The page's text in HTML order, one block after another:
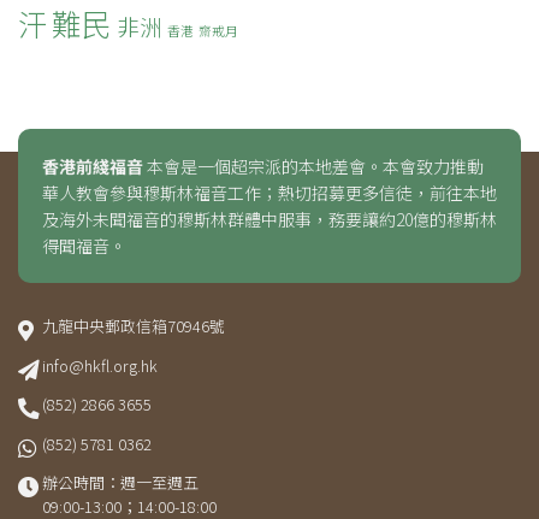
汗難民 非洲 香港 齋戒月
香港前綫福音本會是一個超宗派的本地差會。本會致力推動
華人教會參與穆斯林福音工作；熱切招募更多信徒，前往本地
及海外未聞福音的穆斯林群體中服事，務要讓約20億的穆斯林
得聞福音。
九龍中央郵政信箱70946號
info@hkfl.org.hk
(852) 2866 3655
(852) 5781 0362
辦公時間：週一至週五
09:00-13:00；14:00-18:00